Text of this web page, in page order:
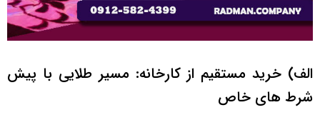
الف) خرید مستقیم از کارخانه: مسیر طلایی با پیش
شرط های خاص